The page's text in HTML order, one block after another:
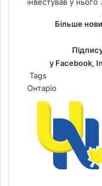
Більше
у Facebook,
Tags
Онтаріо